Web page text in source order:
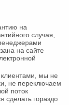
на
случая,
на сайте
мы не
не переключаем
поток
сделать гораздо